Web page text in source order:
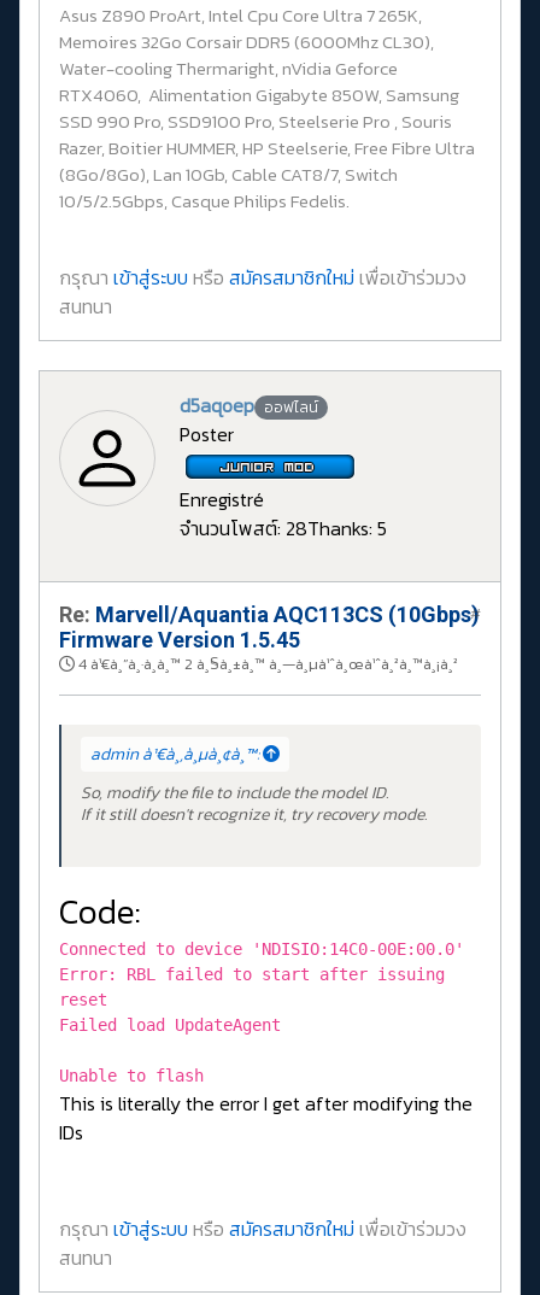
Asus Z890 ProArt, Intel Cpu Core Ultra 7 265K,
Memoires 32Go Corsair DDR5 (6000Mhz CL30),
Water-cooling Thermaright, nVidia Geforce
RTX4060, Alimentation Gigabyte 850W, Samsung
SSD 990 Pro, SSD9100 Pro, Steelserie Pro , Souris
Razer, Boitier HUMMER, HP Steelserie, Free Fibre Ultra
(8Go/8Go), Lan 10Gb, Cable CAT8/7, Switch
10/5/2.5Gbps, Casque Philips Fedelis.
กรุณา เข้าสู่ระบบ หรือ สมัครสมาชิกใหม่ เพื่อเข้าร่วมวง
สนทนา
d5aqoep ออฟไลน์
Poster
Enregistré
จำนวนโพสต์: 28Thanks: 5
Re: Marvell/Aquantia AQC113CS (10Gbps)
Firmware Version 1.5.45
4 à¹€à¸”à¸·à¸­à¸™ 2 à¸§à¸±à¸™ à¸—à¸µà¹ˆà¸œà¹ˆà¸²à¸™à¸¡à¸²
#
admin à¹€à¸‚à¸µà¸¢à¸™:
So, modify the file to include the model ID.
If it still doesn't recognize it, try recovery mode.
Code:
Connected to device 'NDISIO:14C0-00E:00.0'
Error: RBL failed to start after issuing
reset
Failed load UpdateAgent
Unable to flash
This is literally the error I get after modifying the
IDs
กรุณา เข้าสู่ระบบ หรือ สมัครสมาชิกใหม่ เพื่อเข้าร่วมวง
สนทนา